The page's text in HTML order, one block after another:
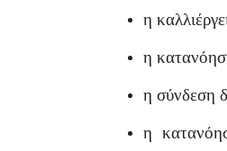
η
η
η σύνδεση
η